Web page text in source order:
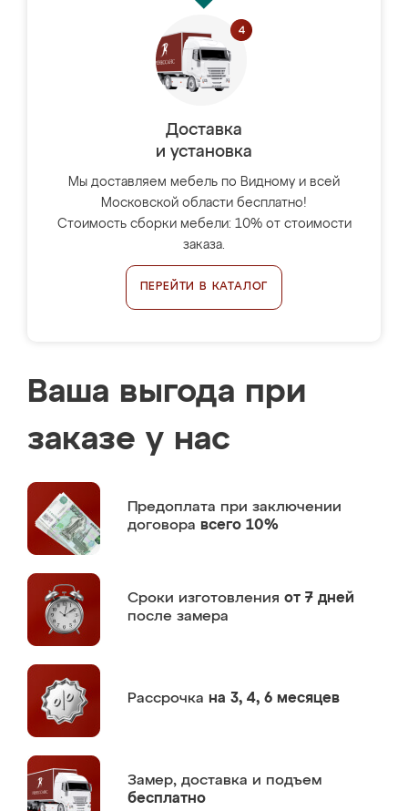
Доставка
и установка
Мы доставляем мебель по Видному и всей
Московской области бесплатно!
Стоимость сборки мебели: 10% от стоимости
заказа.
ПЕРЕЙТИ В КАТАЛОГ
Ваша выгода при
заказе у нас
Предоплата при заключении
договора всего 10%
Сроки изготовления от 7 дней
после замера
Рассрочка на 3, 4, 6 месяцев
Замер, доставка и подъем
бесплатно